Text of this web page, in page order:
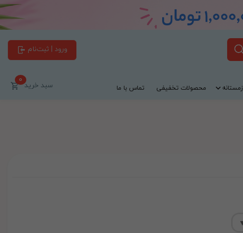
ورود | ثبت‌نام
زمستانه محصولات تخفیفی تماس با ما سبد خرید0